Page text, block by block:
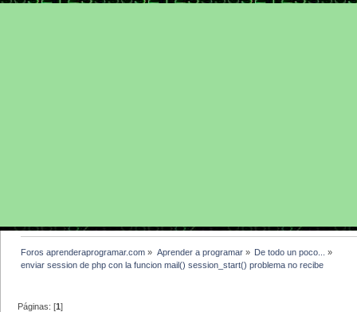
Foros aprenderaprogramar.com » Aprender a programar» De todo un poco...
»
enviar session de php con la funcion mail() session_start() problema no recibe
Páginas: [1]